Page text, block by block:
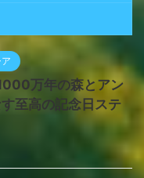
万年の森とアン
至高の記念日ステ